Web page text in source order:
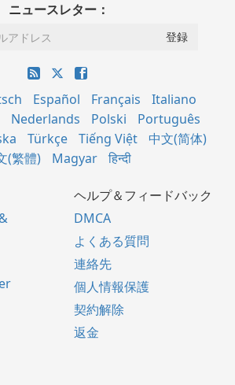
ニュースレター：
Español Français
Italiano
Nederlands Polski
Português
Türkçe Tiếng Việt
中文(简体)
(繁體)
Magyar हिन्दी
ヘルプ＆フィードバック
DMCA
よくある質問
連絡先
個人情報保護
契約解除
返金